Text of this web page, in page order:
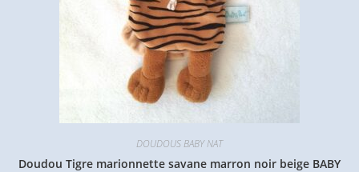
DOUDOUS BABY NAT
Doudou Tigre marionnette savane marron noir beige BABY